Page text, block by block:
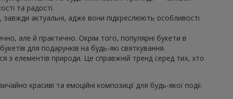
та радості.
завжди актуальні, адже вони підкреслюють особливості
але й практично. Окрім того, популярні букети в
для подарунків на будь-які святкування.
з елементів природи. Це справжній тренд серед тих, хто
красиві та емоційні композиції для будь-якої події.